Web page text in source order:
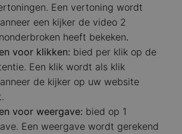
Een vertoning wordt
een kijker de video 2
heeft bekeken.
voor klikken: bied per klik op de
Een klik wordt als klik
de kijker op uw website
voor weergave: bied op 1
Een weergave wordt gerekend